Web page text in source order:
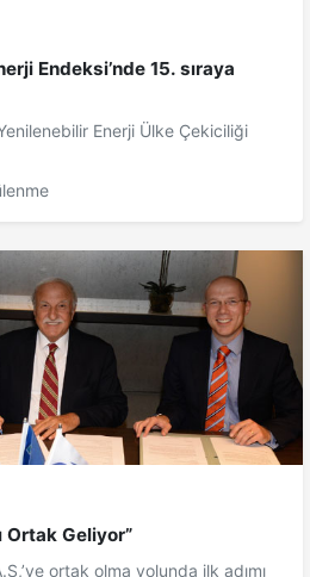
Endeksi’nde 15. sıraya
Enerji Ülke Çekiciliği
Ortak Geliyor”
ortak olma yolunda ilk adımı